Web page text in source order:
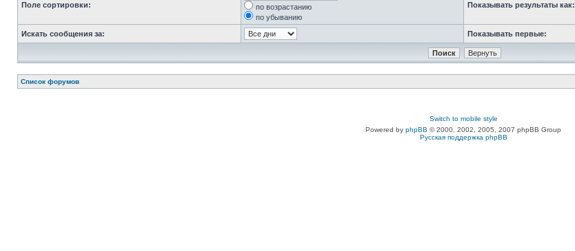
Поле сортировки:
по возрастанию
по убыванию
Показывать результаты как:
Искать сообщения за: Показывать первые:
Список форумов
Switch to mobile style
Powered by phpBB © 2000, 2002, 2005, 2007 phpBB Group
Русская поддержка phpBB